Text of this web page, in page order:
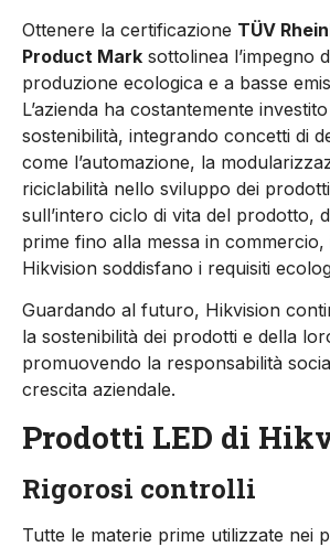
Ottenere la certificazione TÜV
Product Mark sottolinea l’impegno
produzione ecologica e a basse
L’azienda ha costantemente
sostenibilità, integrando concetti di
come l’automazione, la
riciclabilità nello sviluppo dei
sull’intero ciclo di vita del prodotto,
prime fino alla messa in
Hikvision soddisfano i requisiti
Guardando al futuro, Hikvision
la sostenibilità dei prodotti e della
promuovendo la responsabilità
crescita aziendale.
Prodotti LED di
Rigorosi controlli
Tutte le materie prime utilizzate nei